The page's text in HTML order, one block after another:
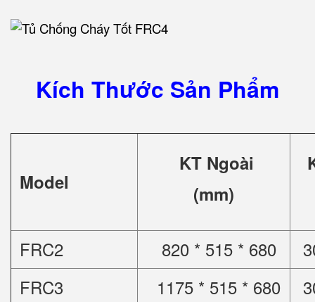
Kích Thước Sản Phẩm
Model
KT Ngoài
(mm)
FRC2 820 * 515 * 680
FRC3
1175 * 515 * 680